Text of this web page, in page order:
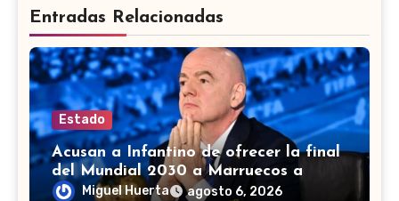
Entradas Relacionadas
Estado
Acusan a Infantino de ofrecer la final
del Mundial 2030 a Marruecos a
cambio de apoyo
Miguel Huerta agosto 6, 2026